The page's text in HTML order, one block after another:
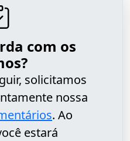
com os
solicitamos
nossa
. Ao
estará